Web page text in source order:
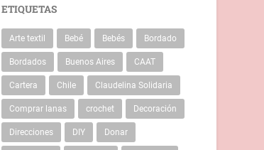
ETIQUETAS
Arte textil Bebé Bebés Bordado
Bordados Buenos Aires CAAT
Cartera Chile Claudelina Solidaria
Comprar lanas crochet Decoración
Direcciones DIY Donar